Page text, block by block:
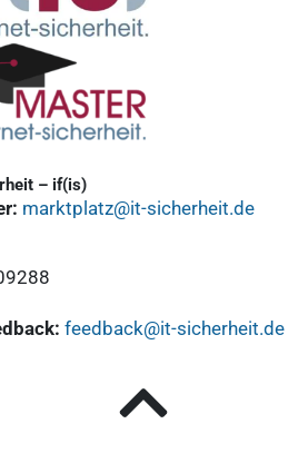
– if(is)
marktplatz@it-sicherheit.de
feedback@it-sicherheit.de